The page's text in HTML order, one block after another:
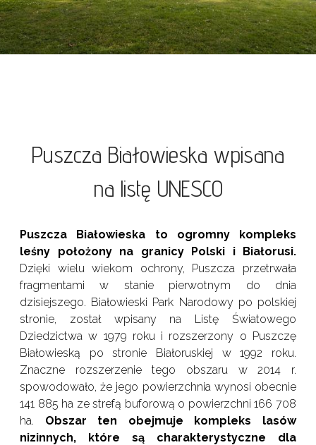
Puszcza Białowieska wpisana
na listę UNESCO
Puszcza Białowieska to ogromny kompleks
leśny położony na granicy Polski i Białorusi.
Dzięki wielu wiekom ochrony, Puszcza przetrwała
fragmentami w stanie pierwotnym do dnia
dzisiejszego. Białowieski Park Narodowy po polskiej
stronie, został wpisany na Listę Światowego
Dziedzictwa w 1979 roku i rozszerzony o Puszczę
Białowieską po stronie Białoruskiej w 1992 roku.
Znaczne rozszerzenie tego obszaru w 2014 r.
spowodowało, że jego powierzchnia wynosi obecnie
141 885 ha ze strefą buforową o powierzchni 166 708
ha. Obszar ten obejmuje kompleks lasów
nizinnych, które są charakterystyczne dla